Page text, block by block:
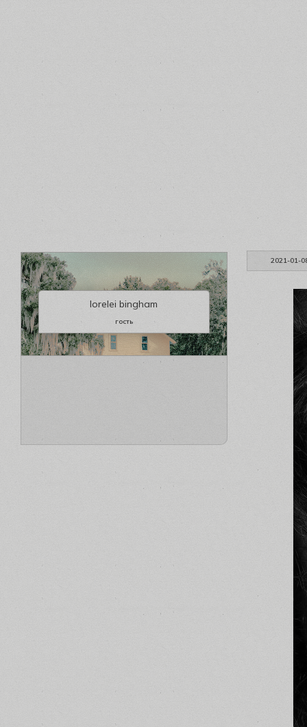
2021-01-
lorelei bingham
гость